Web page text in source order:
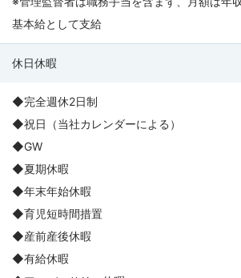
基本給として支給
休日休暇
◆完全週休2日制
◆祝日（当社カレンダーによる）
◆GW
◆夏期休暇
◆年末年始休暇
◆育児短時間措置
◆産前産後休暇
◆有給休暇